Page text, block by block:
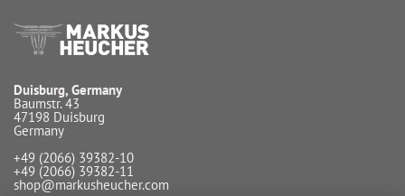
Duisburg, Germany
Baumstr. 43
47198 Duisburg
Germany
+49 (2066) 39382-10
+49 (2066) 39382-11
shop@markusheucher.com